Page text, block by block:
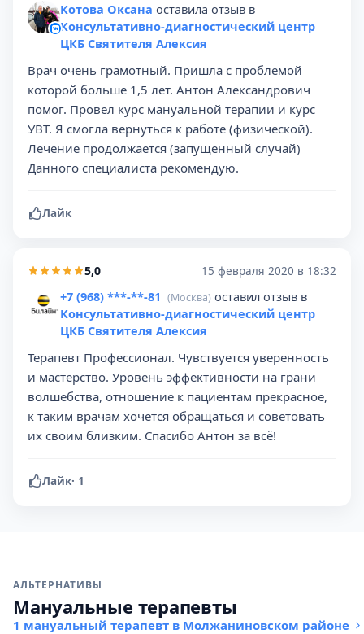
Котова Оксана оставила отзыв в
Консультативно-диагностический центр
ЦКБ Святителя Алексия
Врач очень грамотный. Пришла с проблемой
которой больше 1,5 лет. Антон Александрович
помог. Провел курс мануальной терапии и курс
УВТ. Я смогла вернуться к работе (физической).
Лечение продолжается (запущенный случай)
Данного специалиста рекомендую.
Лайк
5,0 15 февраля 2020 в 18:32
+7 (968) ***-**-81 (Москва) оставил отзыв в
Консультативно-диагностический центр
ЦКБ Святителя Алексия
Терапевт Профессионал. Чувствуется уверенность
и мастерство. Уровень эффективности на грани
волшебства, отношение к пациентам прекрасное,
к таким врачам хочется обращаться и советовать
их своим близким. Спасибо Антон за всё!
Лайк· 1
АЛЬТЕРНАТИВЫ
Мануальные терапевты
1 мануальный терапевт в Молжаниновском районе